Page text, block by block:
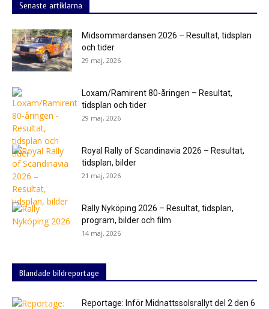
Senaste artiklarna
Midsommardansen 2026 – Resultat, tidsplan
och tider
29 maj, 2026
Loxam/Ramirent 80-åringen – Resultat,
tidsplan och tider
29 maj, 2026
Royal Rally of Scandinavia 2026 – Resultat,
tidsplan, bilder
21 maj, 2026
Rally Nyköping 2026 – Resultat, tidsplan,
program, bilder och film
14 maj, 2026
Blandade bildreportage
Reportage: Inför Midnattssolsrallyt del 2 den 6